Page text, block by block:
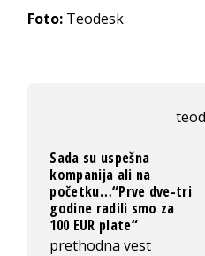
Foto: Teodesk
Sada su uspešna
kompanija ali na
početku…“Prve dve-tri
godine radili smo za
100 EUR plate“
prethodna vest